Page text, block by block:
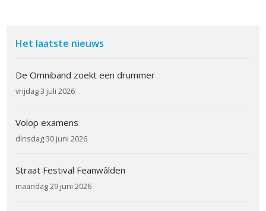
Het laatste nieuws
De Omniband zoekt een drummer
vrijdag 3 juli 2026
Volop examens
dinsdag 30 juni 2026
Straat Festival Feanwâlden
maandag 29 juni 2026